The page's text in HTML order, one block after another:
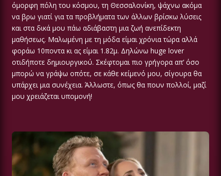
όμορφη πόλη του κόσμου, τη Θεσσαλονίκη, ψάχνω ακόμα
να βρω γιατί για τα προβλήματα των άλλων βρίσκω λύσεις
και στα δικά μου πάω αδιάβαστη μια ζωή ανεπίδεκτη
μαθήσεως. Μαλωμένη με τη μόδα είμαι χρόνια τώρα αλλά
φοράω 10ποντα κι ας είμαι 1.82μ. Δηλώνω huge lover
οτιδήποτε δημιουργικού. Σκέφτομαι πιο γρήγορα απ’ όσο
μπορώ να γράψω οπότε, σε κάθε κείμενό μου, σίγουρα θα
υπάρχει μια συνέχεια. Άλλωστε, όπως θα πουν πολλοί, μαζί
μου χρειάζεται υπομονή!